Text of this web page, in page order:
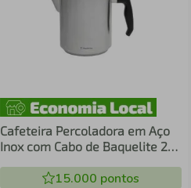
Cafeteira Percoladora em Aço
Inox com Cabo de Baquelite 2
15.000 pontos